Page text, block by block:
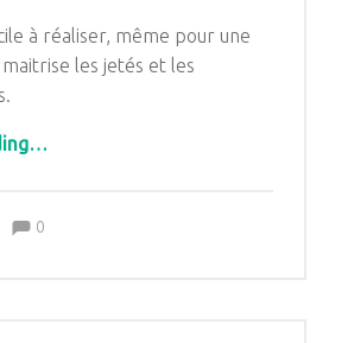
à réaliser, même pour une
les jetés et les
“Le point du mardi : tricoter une bordure en feston ajouré”
…
Pascale G&-BdC-WKF
Comments:0